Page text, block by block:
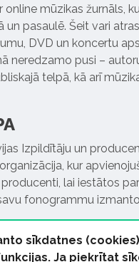
online mūzikas žurnāls,
un pasaulē. Šeit vari
DVD un koncertu
neredzamo pusi –
telpā, kā arī
Izpildītāju un
kur
lai iestātos
fonogrammu
sīkdatnes
Ja piekrītat